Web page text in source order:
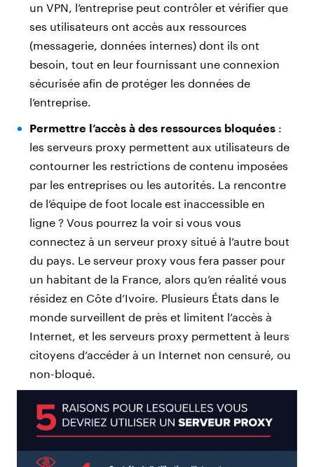
un VPN, l’entreprise peut contrôler et vérifier que
ses utilisateurs ont accès aux ressources
(messagerie, données internes) dont ils ont
besoin, tout en leur fournissant une connexion
sécurisée afin de protéger les données de
l’entreprise.
Permettre l’accès à des ressources bloquées:
les serveurs proxy permettent aux utilisateurs de
contourner les restrictions de contenu imposées
par les entreprises ou les autorités. La rencontre
de l’équipe de foot locale est inaccessible en
ligne ? Vous pourrez la voir si vous vous
connectez à un serveur proxy situé à l’autre bout
du pays. Le serveur proxy vous fera passer pour
un habitant de la France, alors qu’en réalité vous
résidez en Côte d’Ivoire. Plusieurs États dans le
monde surveillent de près et limitent l’accès à
Internet, et les serveurs proxy permettent à leurs
citoyens d’accéder à un Internet non censuré, ou
non-bloqué.